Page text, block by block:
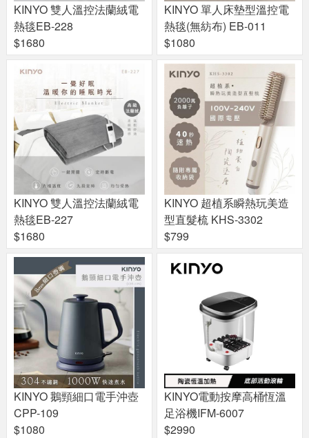
KINYO 雙人溫控法蘭絨電
熱毯EB-228
$1680
KINYO 單人床墊型溫控電
熱毯(無紡布) EB-011
$1080
KINYO 雙人溫控法蘭絨電
熱毯EB-227
$1680
KINYO 超植系瞬熱玩美造
型直髮梳 KHS-3302
$799
KINYO 鵝頸細口電手沖壺
CPP-109
$1080
KINYO電動按摩高桶恆溫
足浴機IFM-6007
$2990